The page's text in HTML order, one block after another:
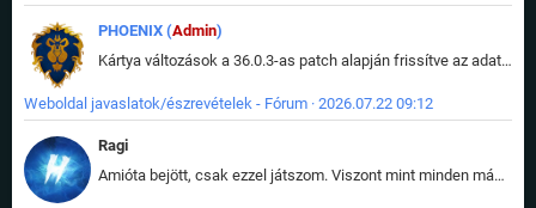
PHOENIX (Admin)
Kártya változások a 36.0.3-as patch alapján frissítve az adatbázisban (képek is cserélve).
Weboldal javaslatok/észrevételek - Fórum · 2026.07.22 09:12
Ragi
Amióta bejött, csak ezzel játszom. Viszont mint minden más - akár az alapjáték is, ez is baromira összetett lett. Néha már pár kör után is esélytelen az egész. Vagy irreállisan túltápol valaki, vagy lelép a partner, vagy csak hülye mint a segg. És amikor eljönne az én időm, na akkor jön el mindenki másé is. Engem jobban érdekelne, hogy ki milyen ratingen szokott játszani. Na ez lenne egy érdekes adat.